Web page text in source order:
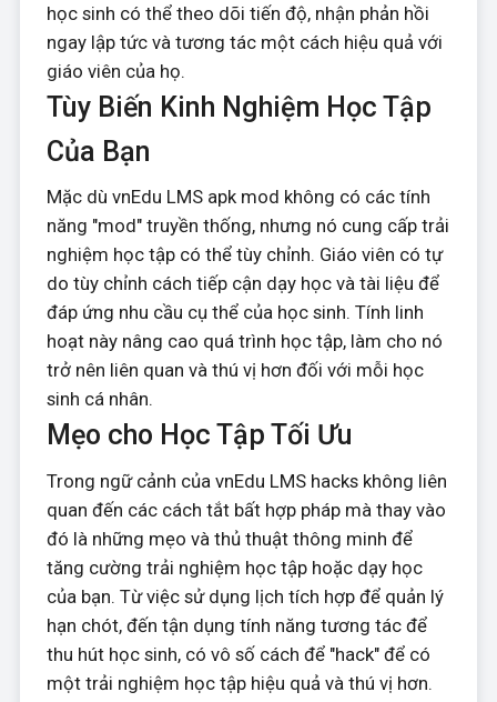
học sinh có thể theo dõi tiến độ, nhận phản hồi
ngay lập tức và tương tác một cách hiệu quả với
giáo viên của họ.
Tùy Biến Kinh Nghiệm Học Tập
Của Bạn
Mặc dù vnEdu LMS apk mod không có các tính
năng "mod" truyền thống, nhưng nó cung cấp trải
nghiệm học tập có thể tùy chỉnh. Giáo viên có tự
do tùy chỉnh cách tiếp cận dạy học và tài liệu để
đáp ứng nhu cầu cụ thể của học sinh. Tính linh
hoạt này nâng cao quá trình học tập, làm cho nó
trở nên liên quan và thú vị hơn đối với mỗi học
sinh cá nhân.
Mẹo cho Học Tập Tối Ưu
Trong ngữ cảnh của vnEdu LMS hacks không liên
quan đến các cách tắt bất hợp pháp mà thay vào
đó là những mẹo và thủ thuật thông minh để
tăng cường trải nghiệm học tập hoặc dạy học
của bạn. Từ việc sử dụng lịch tích hợp để quản lý
hạn chót, đến tận dụng tính năng tương tác để
thu hút học sinh, có vô số cách để "hack" để có
một trải nghiệm học tập hiệu quả và thú vị hơn.